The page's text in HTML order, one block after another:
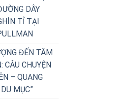
tránh trở thành nạn nhân của
bài đánh giá chất lượng
đó.
DÂY
TỈ TẠI
ĐẾN TÂM
CÂU CHUYỆN
– QUANG
MỤC”